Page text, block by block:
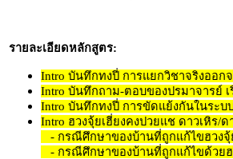
รายละเอียดหลักสูตร:
Intro บันทึกทงปี่ การแยกวิชาจริงออก
Intro บันทึกถาม-ตอบของปรมาจารย์
Intro บันทึกทงปี่ การขัดแย้งกันในระบ
Intro ฮวงจุ้ยเฮี่ยงคงปวยแช ดาวเหิร/
- กรณีศึกษาของบ้านที่ถูกแก้ไขฮวงจุ้
- กรณีศึกษาของบ้านที่ถูกแก้ไขด้วยฮ